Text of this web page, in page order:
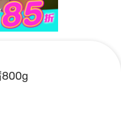
800g